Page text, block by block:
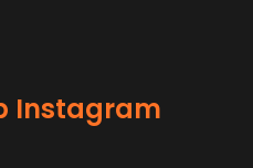
Instagram